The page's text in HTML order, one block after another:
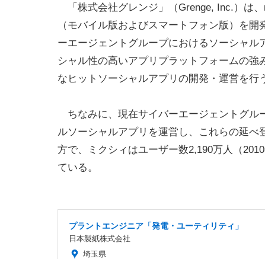
「株式会社グレンジ」（Grenge, Inc.）は、
（モバイル版およびスマートフォン版）を
ーエージェントグループにおけるソーシャ
シャル性の高いアプリプラットフォームの
なヒットソーシャルアプリの開発・運営を行
ちなみに、現在サイバーエージェントグル
ルソーシャルアプリを運営し、これらの延べ
方で、ミクシィはユーザー数2,190万人（
ている。
プラントエンジニア「発電・ユーティリティ」
日本製紙株式会社
埼玉県